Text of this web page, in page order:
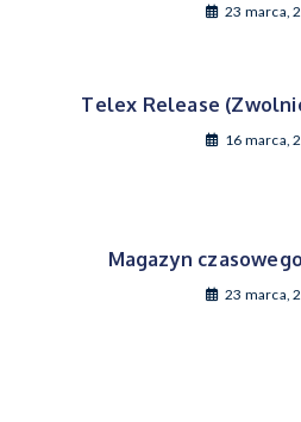
23 marca,
Telex Release
16 marca,
Magazyn
23 marca,